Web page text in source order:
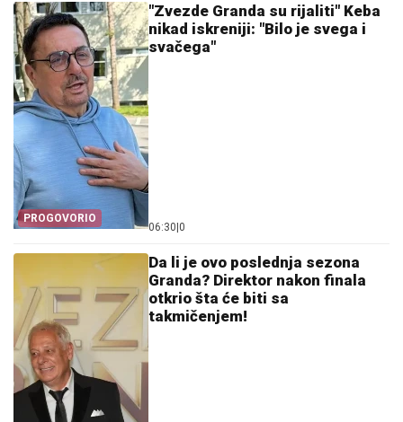
PROGOVORIO
"Zvezde Granda su rijaliti" Keba
nikad iskreniji: "Bilo je svega i
svačega"
06:30|0
Da li je ovo poslednja sezona
Granda? Direktor nakon finala
otkrio šta će biti sa
takmičenjem!